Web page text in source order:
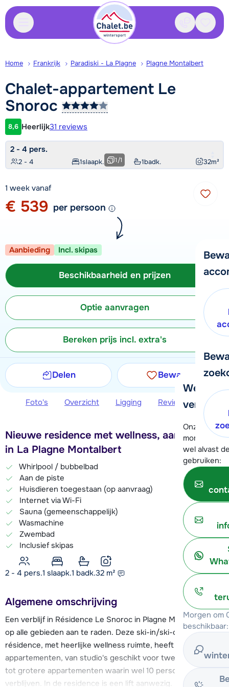
Contact
We
verder!
Onze
moment
wel alvast
gebruiken:
Morgen om
beschikbaar:
Home Frankrijk Paradiski - La Plagne Plagne Montalbert
Chalet-appartement Le
Snoroc
Klantwaardering
8,6 Heerlijk31 reviews
2 - 4 pers.
2 - 4 1slaapk. 1badk. 32m²
1/1
1 week vanaf
€ 539 per persoon
Aanbieding Incl. skipas
Beschikbaarheid en prijzen
Optie aanvragen
Bereken prijs incl. extra's
Delen Bewaren
Foto's Overzicht Ligging Reviews
Nieuwe residence met wellness, aan de piste
in La Plagne Montalbert
Whirlpool / bubbelbad
Aan de piste
Huisdieren toegestaan (op aanvraag)
Internet via Wi-Fi
Sauna (gemeenschappelijk)
Wasmachine
Zwembad
Inclusief skipas
2 - 4 pers.1 slaapk.1 badk.32 m²
Algemene omschrijving
Een verblijf in Résidence Le Snoroc in Plagne Montalbert is
op alle gebieden aan te raden. Deze ski-in/ski-out
résidence, met heerlijke wellness ruimte, heeft zo'n 70
appartementen, van studio's geschikt voor twee personen
tot grotere appartementen waarin wel 10 personen kunnen
verblijven. In de residence is een lift aanwezig. De